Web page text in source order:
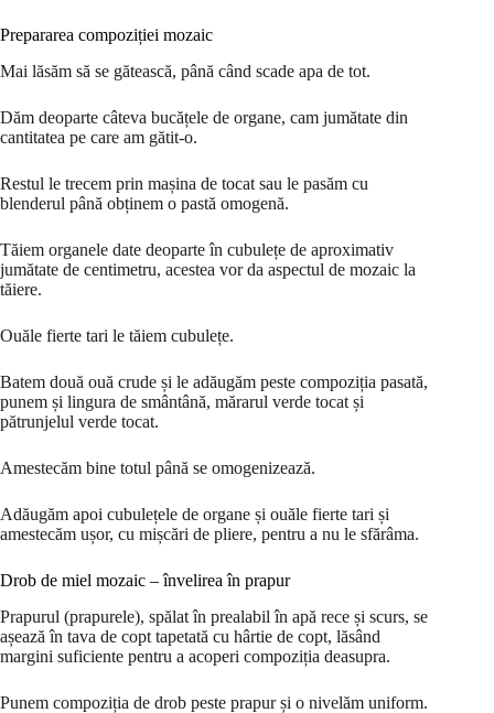
Prepararea compoziției mozaic
Mai lăsăm să se gătească, până când scade apa de tot.
Dăm deoparte câteva bucățele de organe, cam jumătate din
cantitatea pe care am gătit-o.
Restul le trecem prin mașina de tocat sau le pasăm cu
blenderul până obținem o pastă omogenă.
Tăiem organele date deoparte în cubulețe de aproximativ
jumătate de centimetru, acestea vor da aspectul de mozaic la
tăiere.
Ouăle fierte tari le tăiem cubulețe.
Batem două ouă crude și le adăugăm peste compoziția pasată,
punem și lingura de smântână, mărarul verde tocat și
pătrunjelul verde tocat.
Amestecăm bine totul până se omogenizează.
Adăugăm apoi cubulețele de organe și ouăle fierte tari și
amestecăm ușor, cu mișcări de pliere, pentru a nu le sfărâma.
Drob de miel mozaic – învelirea în prapur
Prapurul (prapurele), spălat în prealabil în apă rece și scurs, se
așează în tava de copt tapetată cu hârtie de copt, lăsând
margini suficiente pentru a acoperi compoziția deasupra.
Punem compoziția de drob peste prapur și o nivelăm uniform.